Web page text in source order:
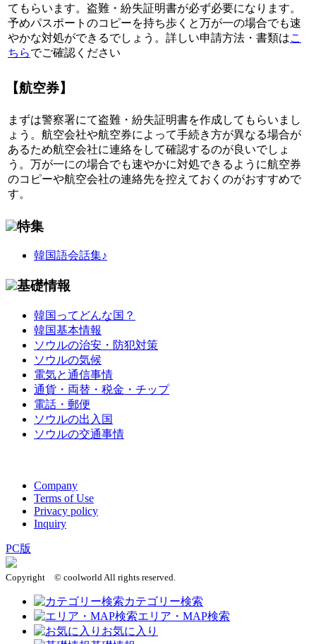
てもらいます。盗難・紛失証明書が必ず必要になります。
予めパスポートのコピーを持ち歩くと万が一の場合でも速
やかな対処ができるでしょう。詳しい申請方法・書類はこ
ちらでご確認ください
【航空券】
まずは警察署にて盗難・紛失証明書を作成してもらいまし
ょう。航空会社や航空券によって手続き方が異なる場合が
あるため航空会社に連絡をして確認するのが良いでしょ
う。万が一にの場合でも速やかに対処できるように航空券
のコピーや航空会社の連絡先を控えておくのがおすすめで
す。
特集
韓国語会話集♪
基礎情報
韓国ってどんな国？
韓国基本情報
ソウルの治安・防犯対策
ソウルの気候
電気と通信事情
通貨・両替・税金・チップ
電話・郵便
ソウルの出入国
ソウルの交通事情
Company
Terms of Use
Privacy policy
Inquiry
PC版
Copyright © coolworld All rights reserved.
カテゴリー検索
エリア・MAP検索
お気に入り